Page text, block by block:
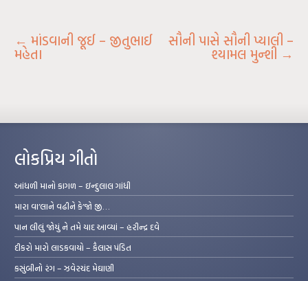
← માંડવાની જૂઈ – જીતુભાઈ
મહેતા
સૌની પાસે સૌની પ્યાલી –
શ્યામલ મુન્શી →
લોકપ્રિય ગીતો
આંધળી માનો કાગળ – ઇન્દુલાલ ગાંધી
મારા વા’લાને વઢીને કે’જો જી…
પાન લીલું જોયું ને તમે યાદ આવ્યાં – હરીન્દ્ર દવે
દીકરો મારો લાડકવાયો – કૈલાસ પંડિત
કસુંબીનો રંગ – ઝવેરચંદ મેઘાણી